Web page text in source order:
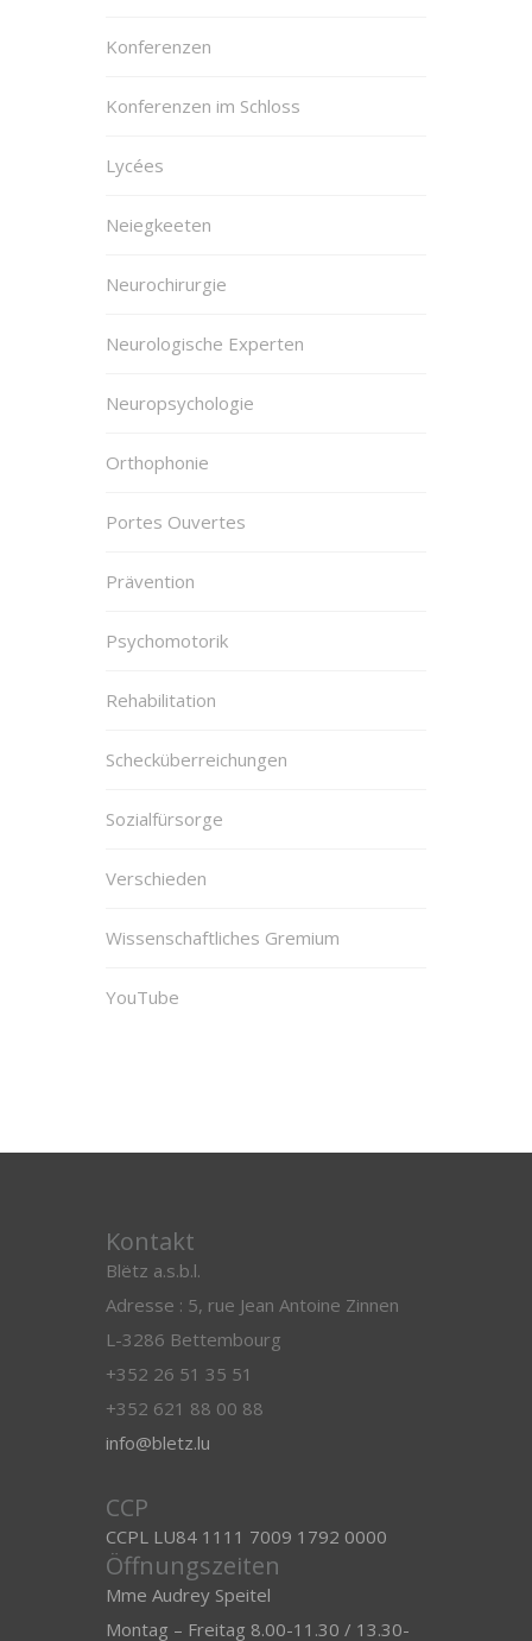
Konferenzen
Konferenzen im Schloss
Lycées
Neiegkeeten
Neurochirurgie
Neurologische Experten
Neuropsychologie
Orthophonie
Portes Ouvertes
Prävention
Psychomotorik
Rehabilitation
Schecküberreichungen
Sozialfürsorge
Verschieden
Wissenschaftliches Gremium
YouTube
Kontakt
Blëtz a.s.b.l.
Adresse : 5, rue Jean Antoine Zinnen
L-3286 Bettembourg
+352 26 51 35 51
+352 621 88 00 88
info@bletz.lu
CCP
CCPL LU84 1111 7009 1792 0000
Öffnungszeiten
Mme Audrey Speitel
Montag – Freitag 8.00-11.30 / 13.30-